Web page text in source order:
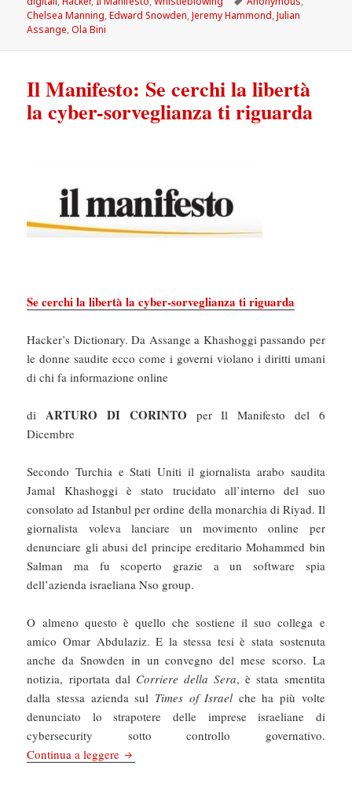
Chelsea Manning,Edward Snowden,Jeremy Hammond,Julian
Assange,Ola Bini
Il Manifesto: Se cerchi la libertà
la cyber-sorveglianza ti riguarda
Se cerchi la libertà la cyber-sorveglianza ti riguarda
Hacker’s Dictionary. Da Assange a Khashoggi passando per
le donne saudite ecco come i governi violano i diritti umani
di chi fa informazione online
diARTURO DI CORINTO per Il Manifesto del 6
Dicembre
Secondo Turchia e Stati Uniti il giornalista arabo saudita
Jamal Khashoggi è stato trucidato all’interno del suo
consolato ad Istanbul per ordine della monarchia di Riyad. Il
giornalista voleva lanciare un movimento online per
denunciare gli abusi del principe ereditario Mohammed bin
Salman ma fu scoperto grazie a un software spia
dell’azienda israeliana Nso group.
O almeno questo è quello che sostiene il suo collega e
amico Omar Abdulaziz. E la stessa tesi è stata sostenuta
anche da Snowden in un convegno del mese scorso. La
notizia, riportata dal Corriere della Sera, è stata smentita
dalla stessa azienda sul Times of Israel che ha più volte
denunciato lo strapotere delle imprese israeliane di
cybersecurity sotto controllo governativo.
Continua a leggere Il Manifesto: Se cerchi la libertà la cyber-